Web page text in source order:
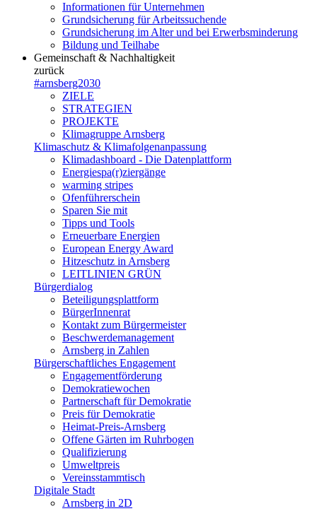
Informationen für Unternehmen
Grundsicherung für Arbeitssuchende
Grundsicherung im Alter und bei Erwerbsminderung
Bildung und Teilhabe
Gemeinschaft & Nachhaltigkeit
zurück
#arnsberg2030
ZIELE
STRATEGIEN
PROJEKTE
Klimagruppe Arnsberg
Klimaschutz & Klimafolgenanpassung
Klimadashboard - Die Datenplattform
Energiespa(r)ziergänge
warming stripes
Ofenführerschein
Sparen Sie mit
Tipps und Tools
Erneuerbare Energien
European Energy Award
Hitzeschutz in Arnsberg
LEITLINIEN GRÜN
Bürgerdialog
Beteiligungsplattform
BürgerInnenrat
Kontakt zum Bürgermeister
Beschwerdemanagement
Arnsberg in Zahlen
Bürgerschaftliches Engagement
Engagementförderung
Demokratiewochen
Partnerschaft für Demokratie
Preis für Demokratie
Heimat-Preis-Arnsberg
Offene Gärten im Ruhrbogen
Qualifizierung
Umweltpreis
Vereinsstammtisch
Digitale Stadt
Arnsberg in 2D